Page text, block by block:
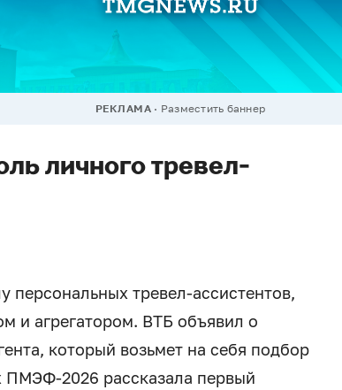
РЕКЛАМА Разместить баннер
личного тревел-
персональных тревел-ассистентов,
и агрегатором. ВТБ объявил о
который возьмет на себя подбор
ПМЭФ-2026 рассказала первый